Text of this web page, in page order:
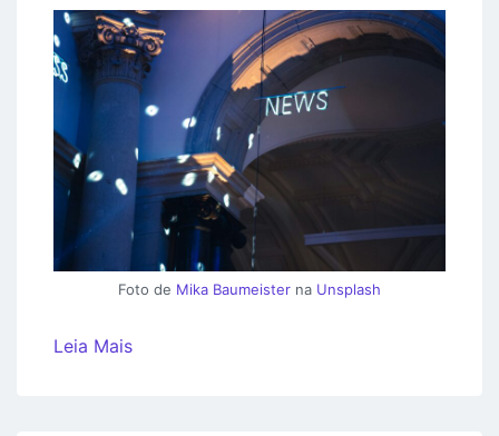
Foto de Mika Baumeister na Unsplash
Leia Mais